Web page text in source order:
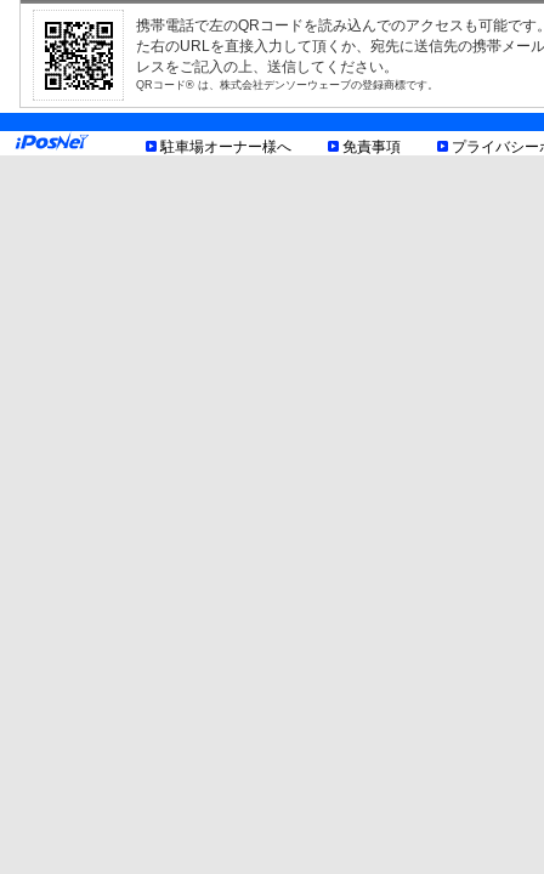
制限事項
3ナンバー ×
RV ×
1BOX ×
外車 ×
高 1.55m まで
幅 1.85m まで
長 5.00m まで
携帯電話で左のQRコードを読み込んでのアクセスも可能です
た右のURLを直接入力して頂くか、宛先に送信先の携帯メー
レスをご記入の上、送信してください。
QRコード® は、株式会社デンソーウェーブの登録商標です。
駐車場オーナー様へ 免責事項 プライバシー